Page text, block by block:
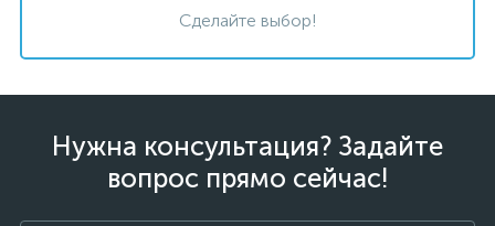
Сделайте выбор!
Нужна консультация? Задайте
вопрос прямо сейчас!